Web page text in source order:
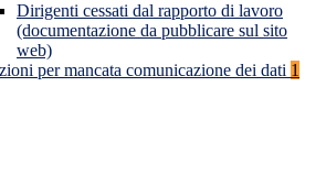
Dirigenti cessati dal rapporto di lavoro
(documentazione da pubblicare sul sito
web)
per mancata comunicazione dei dati 1